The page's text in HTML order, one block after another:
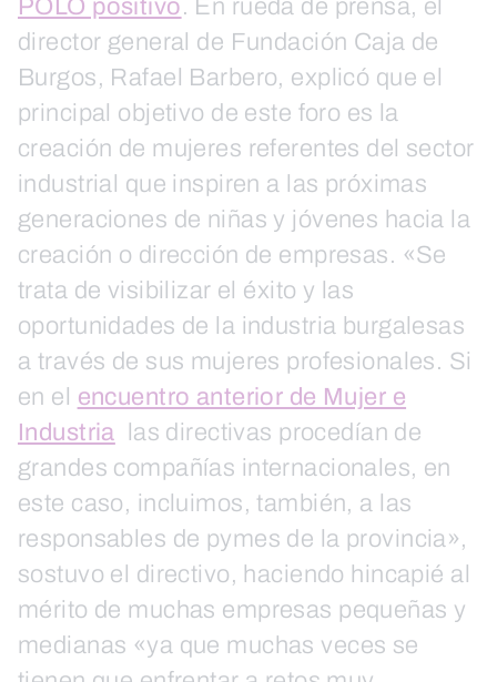
POLO positivo. En rueda de prensa, el
director general de Fundación Caja de
Burgos, Rafael Barbero, explicó que el
principal objetivo de este foro es la
creación de mujeres referentes del sector
industrial que inspiren a las próximas
generaciones de niñas y jóvenes hacia la
creación o dirección de empresas. «Se
trata de visibilizar el éxito y las
oportunidades de la industria burgalesas
a través de sus mujeres profesionales. Si
en el encuentro anterior de Mujer e
Industria las directivas procedían de
grandes compañías internacionales, en
este caso, incluimos, también, a las
responsables de pymes de la provincia»,
sostuvo el directivo, haciendo hincapié al
mérito de muchas empresas pequeñas y
medianas «ya que muchas veces se